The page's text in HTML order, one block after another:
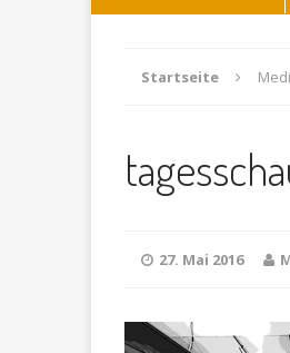
Startseite
27. Mai 2016